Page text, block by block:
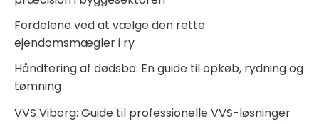
Fordelene ved at vælge den rette
ejendomsmægler i ry
Håndtering af dødsbo: En guide til opkøb, rydning og
tømning
VVS Viborg: Guide til professionelle VVS-løsninger